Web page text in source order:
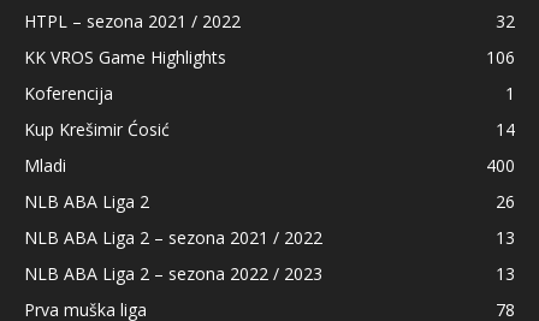
HTPL – sezona 2021 / 2022
32
KK VROS Game Highlights
106
Koferencija
1
Kup Krešimir Ćosić
14
Mladi
400
NLB ABA Liga 2
26
NLB ABA Liga 2 – sezona 2021 / 2022
13
NLB ABA Liga 2 – sezona 2022 / 2023
13
Prva muška liga
78